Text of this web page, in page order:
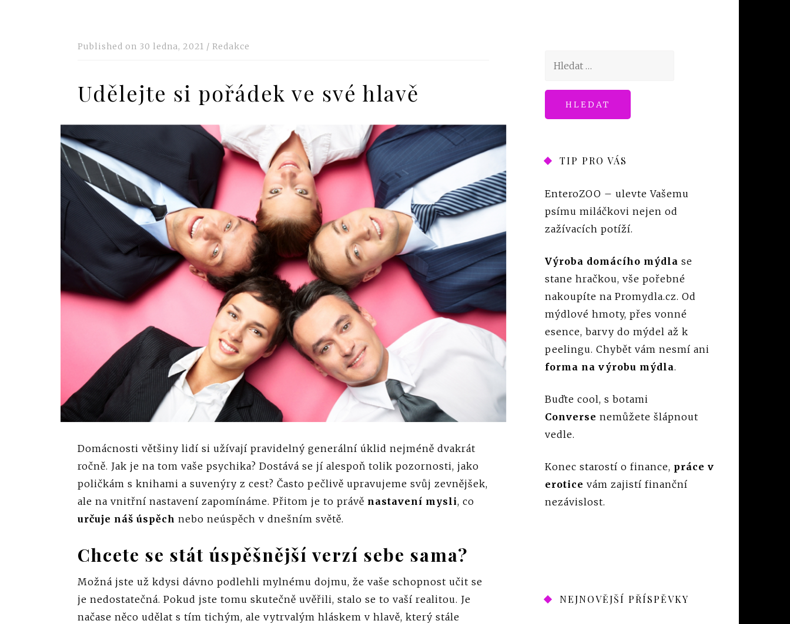
Published on 30 ledna, 2021 / Redakce
Udělejte si pořádek ve své hlavě
Domácnosti většiny lidí si užívají pravidelný generální úklid nejméně dvakrát
ročně. Jak je na tom vaše psychika? Dostává se jí alespoň tolik pozornosti, jako
poličkám s knihami a suvenýry z cest? Často pečlivě upravujeme svůj zevnějšek,
ale na vnitřní nastavení zapomínáme. Přitom je to právě nastavení mysli, co
určuje náš úspěch nebo neúspěch v dnešním světě.
Chcete se stát úspěšnější verzí sebe sama?
Možná jste už kdysi dávno podlehli mylnému dojmu, že vaše schopnost učit se
je nedostatečná. Pokud jste tomu skutečně uvěřili, stalo se to vaší realitou. Je
načase něco udělat s tím tichým, ale vytrvalým hláskem v hlavě, který stále
Vyhledávání
TIP PRO VÁS
EnteroZOO – ulevte Vašemu
psímu miláčkovi nejen od
zažívacích potíží.
Výroba domácího mýdla se
stane hračkou, vše pořebné
nakoupíte na Promydla.cz. Od
mýdlové hmoty, přes vonné
esence, barvy do mýdel až k
peelingu. Chybět vám nesmí ani
forma na výrobu mýdla.
Buďte cool, s botami
Converse nemůžete šlápnout
vedle.
Konec starostí o finance, práce v
erotice vám zajistí finanční
nezávislost.
NEJNOVĚJŠÍ PŘÍSPĚVKY